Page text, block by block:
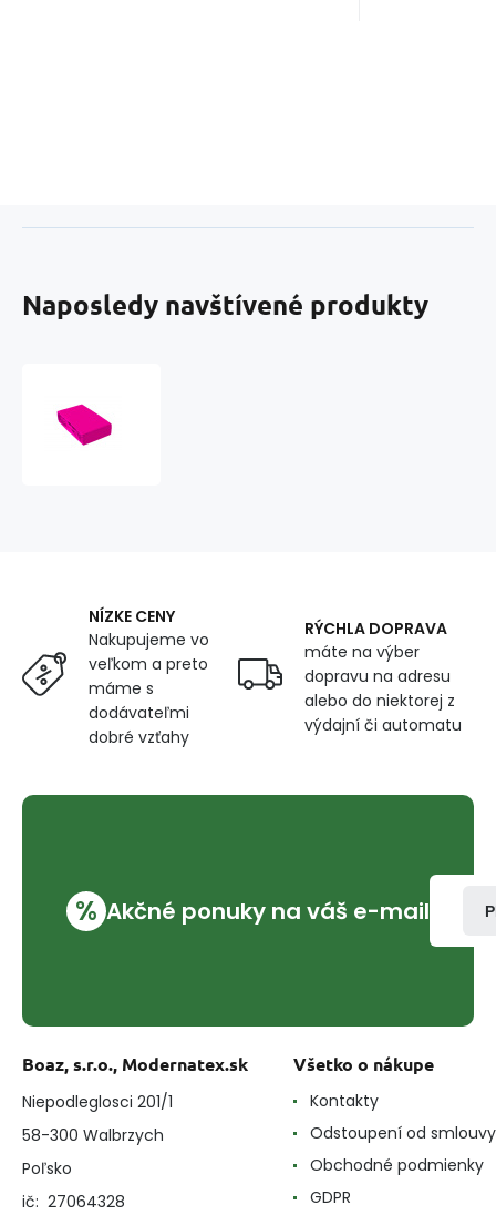
Naposledy navštívené produkty
NÍZKE CENY
Nakupujeme vo
veľkom a preto
máme s
dodávateľmi
dobré vzťahy
RÝCHLA DOPRAVA
máte na výber
dopravu na adresu
alebo do niektorej z
výdajní či automatu
% Akčné ponuky na váš e-mail
Boaz, s.r.o., Modernatex.sk
Niepodleglosci 201/1
58-300 Walbrzych
Poľsko
ič: 27064328
Všetko o nákupe
Kontakty
Odstoupení od smlouvy
Obchodné podmienky
GDPR